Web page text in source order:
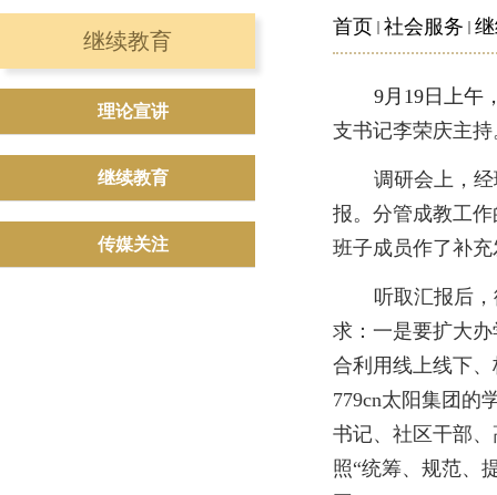
继续教育
理论宣讲
继续教育
传媒关注
首页 社会服务
9月19日上午
支书记李荣庆主持
调研会上，
报。分管成教工
班子成员作了补
听取汇报后
求：一是要扩大
合利用线上线下
779cn太阳集团的
书记、社区干部
照“统筹、规范、